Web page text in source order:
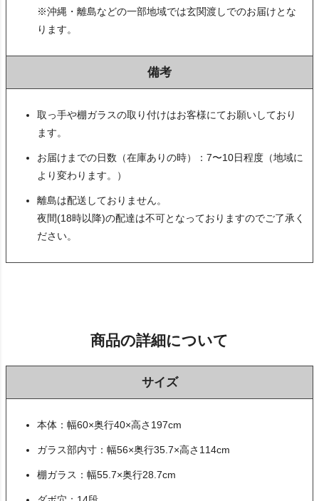
※沖縄・離島などの一部地域では玄関渡しでのお届けとな
ります。
備考
取っ手や棚ガラスの取り付けはお客様にてお願いしており
ます。
お届けまでの日数（在庫ありの時）：7〜10日程度（地域に
より変わります。）
離島は配送しておりません。
夜間(18時以降)の配達は不可となっておりますのでご了承く
ださい。
商品の詳細について
サイズ
本体：幅60×奥行40×高さ197cm
ガラス部内寸：幅56×奥行35.7×高さ114cm
棚ガラス：幅55.7×奥行28.7cm